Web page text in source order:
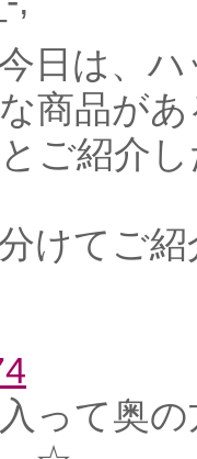
日は、
商品が
ご紹介
けてご
って奥